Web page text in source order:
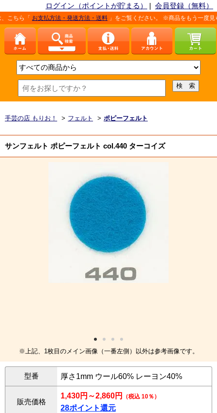
ログイン（ポイントが貯まる） | 会員登録（無料）
お支払方法・発送方法・送料」をご覧ください。 ※商品をもう一度見られる
手芸の店 もりお！ > フェルト > ポピーフェルト
サンフェルト ポピーフェルト col.440 ターコイズ
※上記、1枚目のメイン画像（一番左側）以外は参考画像です。
型番 厚さ1mm ウール60% レーヨン40%
販売価格
1,430円～2,860円 （税込 10％）
28ポイント還元